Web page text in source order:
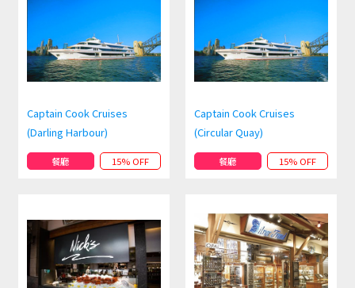
Captain Cook Cruises
(Darling Harbour)
餐廳 15% OFF
Captain Cook Cruises
(Circular Quay)
餐廳 15% OFF